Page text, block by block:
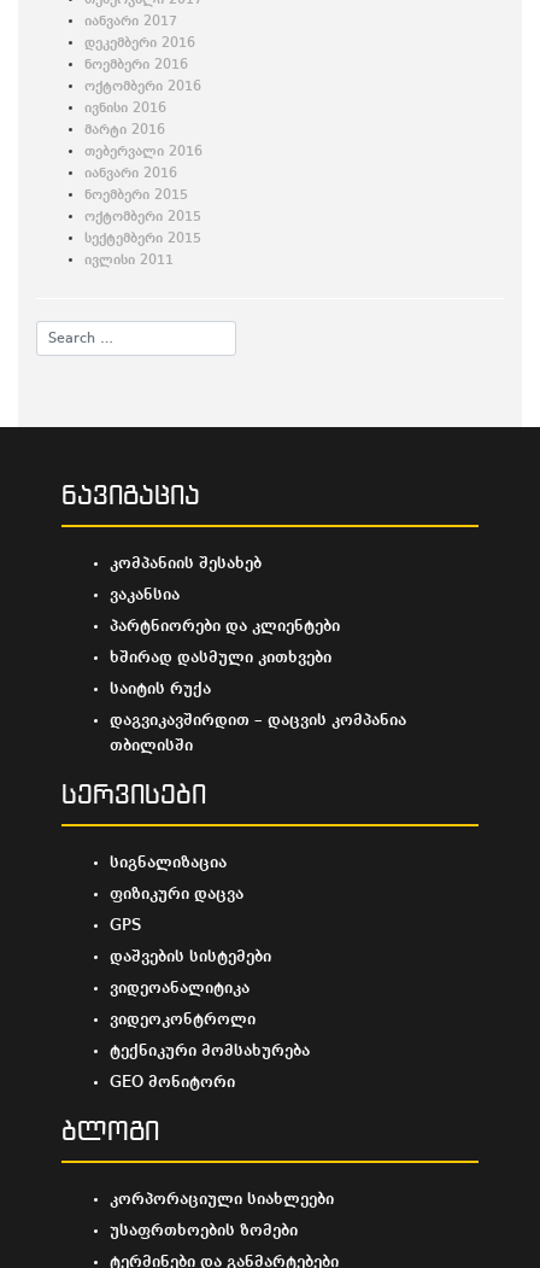
იანვარი 2017
დეკემბერი 2016
ნოემბერი 2016
ოქტომბერი 2016
ივნისი 2016
მარტი 2016
თებერვალი 2016
იანვარი 2016
ნოემბერი 2015
ოქტომბერი 2015
სექტემბერი 2015
ივლისი 2011
ნავიგაცია
კომპანიის შესახებ
ვაკანსია
პარტნიორები და კლიენტები
ხშირად დასმული კითხვები
საიტის რუქა
დაგვიკავშირდით – დაცვის კომპანია
თბილისში
სერვისები
სიგნალიზაცია
ფიზიკური დაცვა
GPS
დაშვების სისტემები
ვიდეოანალიტიკა
ვიდეოკონტროლი
ტექნიკური მომსახურება
GEO მონიტორი
ბლოგი
კორპორაციული სიახლეები
უსაფრთხოების ზომები
ტერმინები და განმარტებები